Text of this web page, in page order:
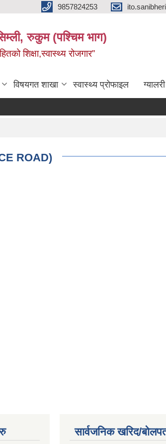
9857824253
रुकुम (पश्चिम भाग)
शिक्षा,स्वास्थ्य रोजगार”
विषयगत शाखा स्वास्थ्य प्रोफाइल ग्यालरी
ROAD)
सार्वजनिक खरिद/